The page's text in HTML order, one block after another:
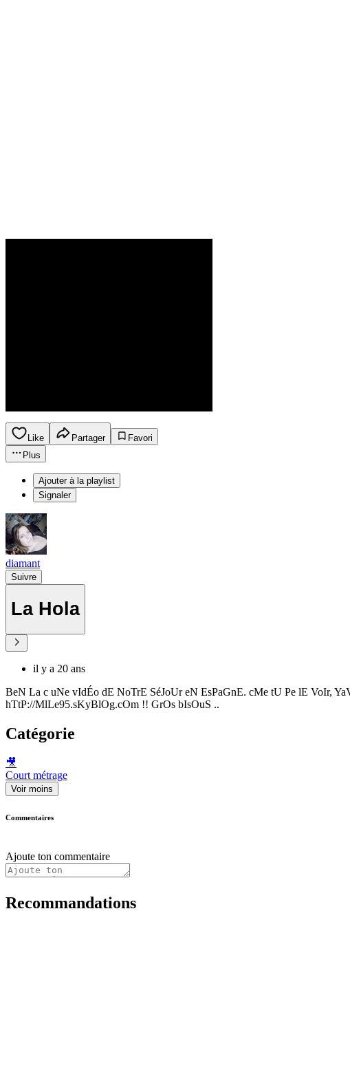
Like Partager
Favori
Plus
Ajouter à la playlist
Signaler
diamant
Suivre
La Hola
il y a 20 ans
BeN La c uNe vIdÉo dE NoTrE SéJoUr eN EsPaGnE. cMe tU Pe lE VoIr,
hTtP://MlLe95.sKyBlOg.cOm !! GrOs bIsOuS ..
Catégorie
🎥
Court métrage
Voir moins
Commentaires
Ajoute ton commentaire
Recommandations